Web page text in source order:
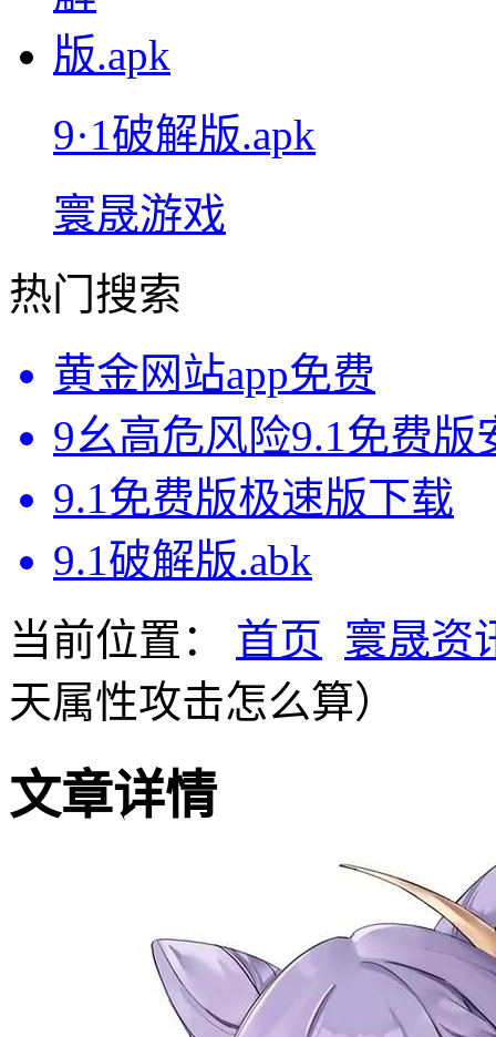
9·1破解版.apk
寰晟游戏
热门搜索
黄金网站app免费
9幺高危风险9.1免费版
9.1免费版极速版下载
9.1破解版.abk
当前位置：
首页 寰晟资
天属性攻击怎么算）
文章详情